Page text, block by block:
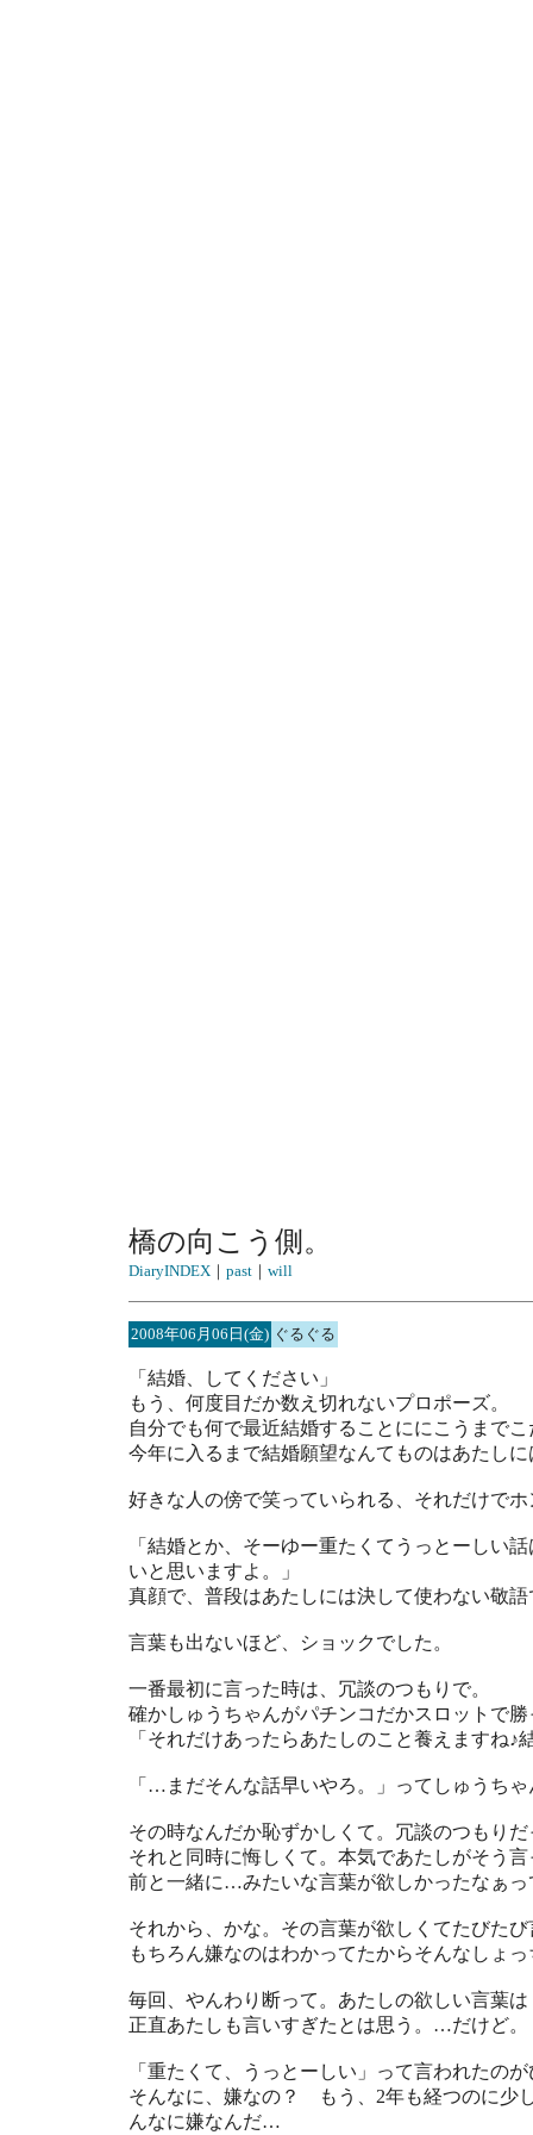
橋の向こう側。
DiaryINDEX｜ past｜ will
2008年06月06日(金) ぐるぐる
「結婚、してください」
もう、何度目だか数え切れないプロポーズ。
自分でも何で最近結婚することににこうまで
今年に入るまで結婚願望なんてものはあたし
好きな人の傍で笑っていられる、それだけで
「結婚とか、そーゆー重たくてうっとーしい
いと思いますよ。」
真顔で、普段はあたしには決して使わない敬
言葉も出ないほど、ショックでした。
一番最初に言った時は、冗談のつもりで。
確かしゅうちゃんがパチンコだかスロットで
「それだけあったらあたしのこと養えますね
「…まだそんな話早いやろ。」ってしゅうち
その時なんだか恥ずかしくて。冗談のつもり
それと同時に悔しくて。本気であたしがそう
前と一緒に…みたいな言葉が欲しかったなぁっ
それから、かな。その言葉が欲しくてたびた
もちろん嫌なのはわかってたからそんなしょ
毎回、やんわり断って。あたしの欲しい言葉
正直あたしも言いすぎたとは思う。…だけど。
「重たくて、うっとーしい」って言われたの
そんなに、嫌なの？ もう、2年も経つのに少
んなに嫌なんだ…